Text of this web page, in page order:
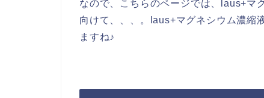
なので、こちらのページでは、laus+マ
向けて、、、。laus+マグネシウム濃縮
ますね♪